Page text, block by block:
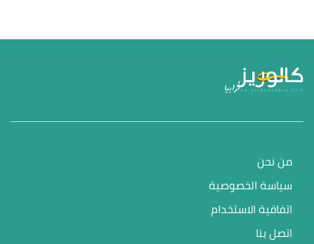
من نحن
سياسة الخصوصية
اتفاقية الاستخدام
اتصل بنا